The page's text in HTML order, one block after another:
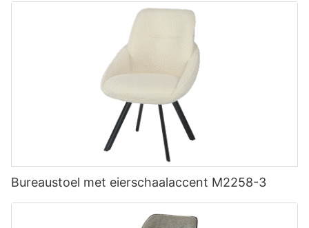
Bureaustoel met eierschaalaccent M2258-3